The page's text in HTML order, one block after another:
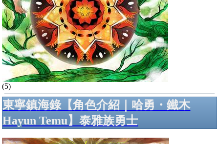
(5)
東寧鎮海錄【角色介紹｜哈勇・鐵木
Hayun Temu】泰雅族勇士